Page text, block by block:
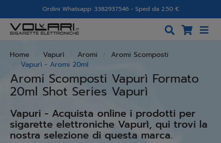
Ordini Whatsapp: 3382937546 - Sped da 2.50 €
Home Vapurì Aromi
Aromi Scomposti
Vapurì - Aromi 20ml
Aromi Scomposti Vapurì Formato
20ml Shot Series Vapurì
Vapuri - Acquista online i prodotti per
sigarette elettroniche Vapurì, qui trovi la
nostra selezione di questa marca.